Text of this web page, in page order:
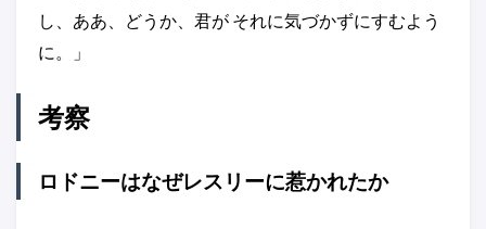
し、ああ、どうか、君が それに気づかずにすむよう
に。」
考察
ロドニーはなぜレスリーに惹かれたか